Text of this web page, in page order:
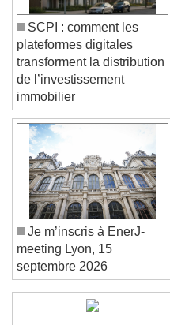
SCPI : comment les
plateformes digitales
transforment la distribution
de l’investissement
immobilier
Je m’inscris à EnerJ-
meeting Lyon, 15
septembre 2026